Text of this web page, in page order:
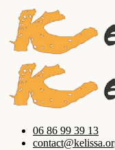
06 86 99 39 13